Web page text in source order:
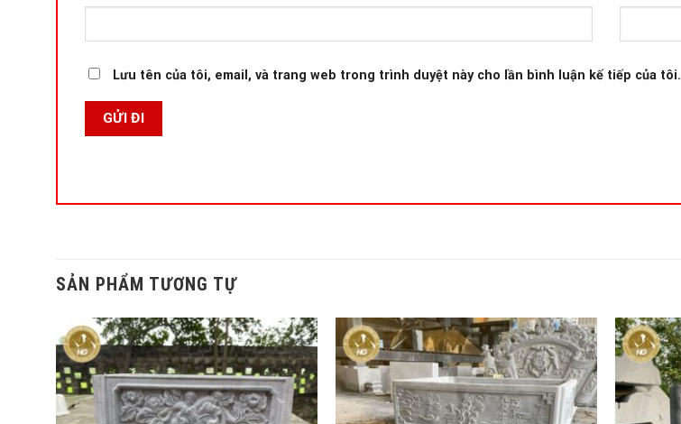
Lưu tên của tôi, email, và trang web trong trình duyệt này cho lần bình luận kế tiếp của tôi.
SẢN PHẨM TƯƠNG TỰ